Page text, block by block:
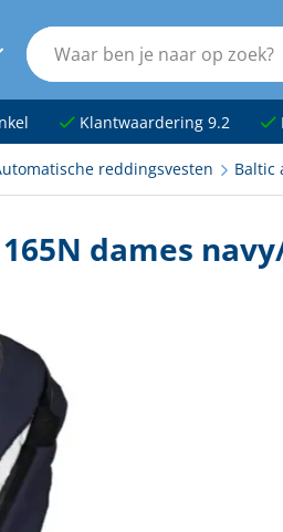
Klantwaardering 9.2
reddingsvesten Baltic
dames